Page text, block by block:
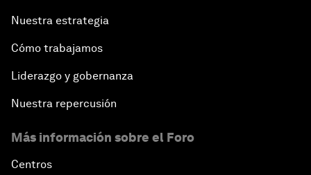
Nuestra estrategia
Cómo trabajamos
Liderazgo y gobernanza
Nuestra repercusión
Más información sobre el Foro
Centros